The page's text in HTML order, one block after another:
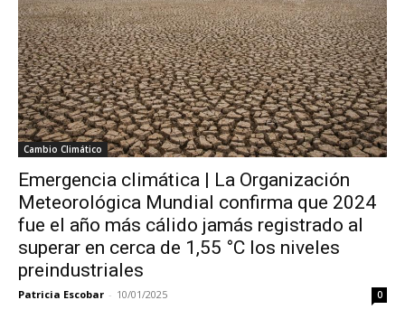
Cambio Climático
Emergencia climática | La Organización
Meteorológica Mundial confirma que 2024
fue el año más cálido jamás registrado al
superar en cerca de 1,55 °C los niveles
preindustriales
Patricia Escobar - 10/01/2025 0